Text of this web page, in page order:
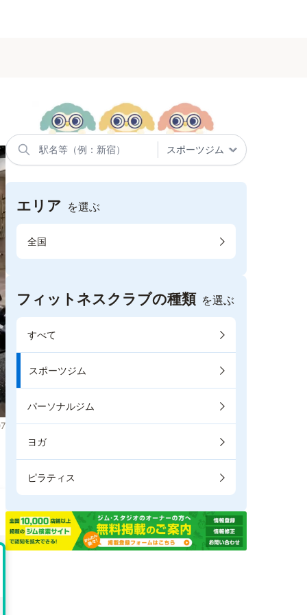
エリア を選ぶ
全国
フィットネスクラブの種類 を選ぶ
すべて
スポーツジム
パーソナルジム
ヨガ
ピラティス